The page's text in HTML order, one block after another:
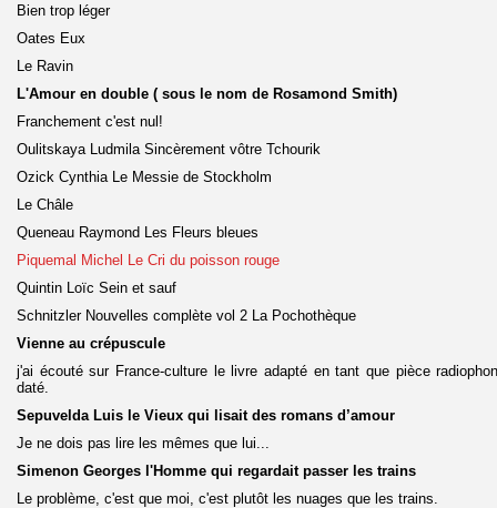
Bien trop léger
Oates Eux
Le Ravin
L'Amour en double ( sous le nom de Rosamond Smith)
Franchement c'est nul!
Oulitskaya Ludmila Sincèrement vôtre Tchourik
Ozick Cynthia Le Messie de Stockholm
Le Châle
Queneau Raymond Les Fleurs bleues
Piquemal Michel Le Cri du poisson rouge
Quintin Loïc Sein et sauf
Schnitzler Nouvelles complète vol 2 La Pochothèque
Vienne au crépuscule
j'ai écouté sur France-culture le livre adapté en tant que pièce
daté.
Sepuvelda Luis le Vieux qui lisait des romans d’amour
Je ne dois pas lire les mêmes que lui...
Simenon Georges l'Homme qui regardait passer les trains
Le problème, c'est que moi, c'est plutôt les nuages que les trains.